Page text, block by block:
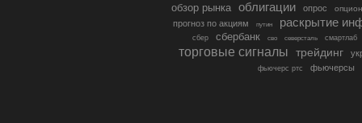
обзор рынка облигации опрос
прогноз по акциям путин раскрытие
сбер сбербанк сво северсталь смартлаб
торговые сигналы трейдинг
фьючерс ртс фьючерсы